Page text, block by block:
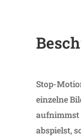
Stop-
einzelne
aufnimmst
abspielst,